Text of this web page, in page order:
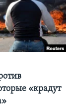
«крадут